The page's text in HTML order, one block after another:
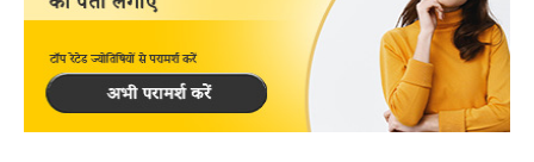
अनुलोम विलोम